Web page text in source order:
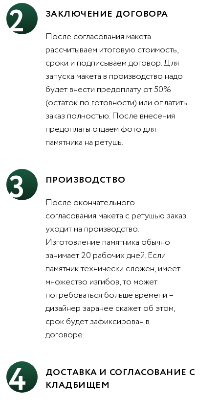
2
ЗАКЛЮЧЕНИЕ ДОГОВОРА
После согласования макета
рассчитываем итоговую стоимость,
сроки и подписываем договор. Для
запуска макета в производство надо
будет внести предоплату от 50%
(остаток по готовности) или оплатить
заказ полностью. После внесения
предоплаты отдаем фото для
памятника на ретушь.
3
ПРОИЗВОДСТВО
После окончательного
согласования макета с ретушью заказ
уходит на производство.
Изготовление памятника обычно
занимает 20 рабочих дней. Если
памятник технически сложен, имеет
множество изгибов, то может
потребоваться больше времени –
дизайнер заранее скажет об этом,
срок будет зафиксирован в
договоре.
4
ДОСТАВКА И СОГЛАСОВАНИЕ С
КЛАДБИЩЕМ